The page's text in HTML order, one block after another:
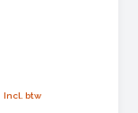
Incl. btw